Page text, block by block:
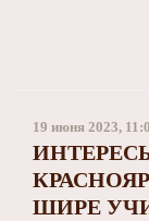
19 июня 2023,
ШИРЕ